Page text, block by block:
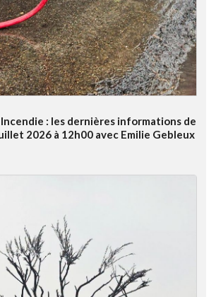
: les dernières informations de
2026 à 12h00 avec Emilie Gebleux